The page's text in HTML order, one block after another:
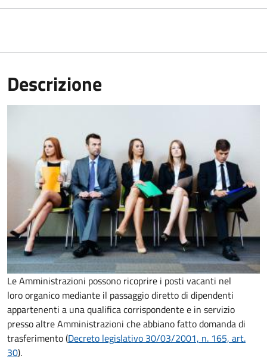
Descrizione
Le Amministrazioni possono ricoprire i posti vacanti nel
loro organico mediante il passaggio diretto di dipendenti
appartenenti a una qualifica corrispondente e in servizio
presso altre Amministrazioni che abbiano fatto domanda di
trasferimento (Decreto legislativo 30/03/2001, n. 165, art.
30).